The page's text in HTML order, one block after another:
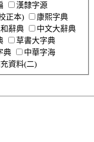
漢隸字源
正本)
康熙字典
辭典
中文大辭典
草書大字典
典
中華字海
資料(二)